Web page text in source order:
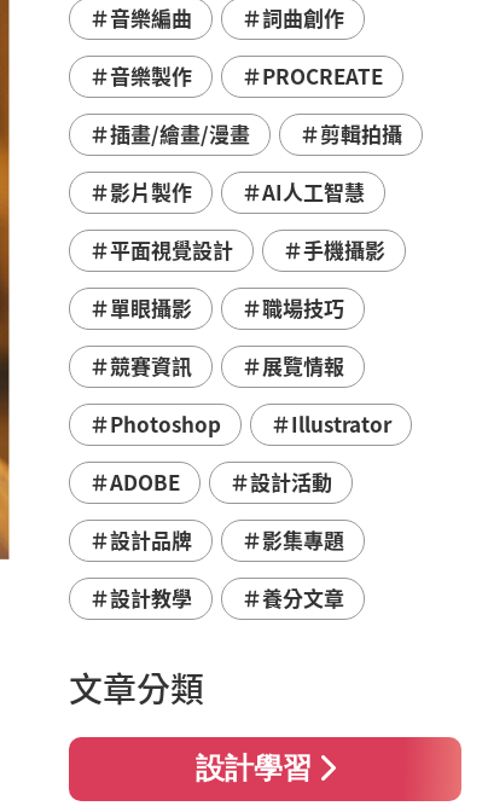
＃音樂編曲
＃詞曲創作
＃音樂製作
＃PROCREATE
＃插畫/繪畫/漫畫
＃剪輯拍攝
＃影片製作
＃AI人工智慧
＃平面視覺設計
＃手機攝影
＃單眼攝影
＃職場技巧
＃競賽資訊
＃展覽情報
＃Photoshop
＃Illustrator
＃ADOBE
＃設計活動
＃設計品牌
＃影集專題
＃設計教學
＃養分文章
文章分類
設計學習